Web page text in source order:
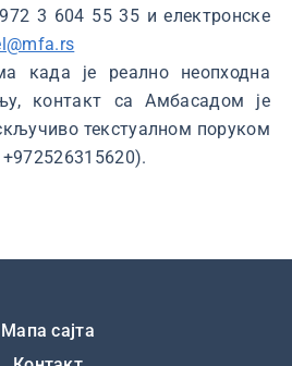
3 604 55 35 и електронске
када је реално неопходна
контакт са Амбасадом је
текстуалном поруком
+972526315620).
Мапа сајта